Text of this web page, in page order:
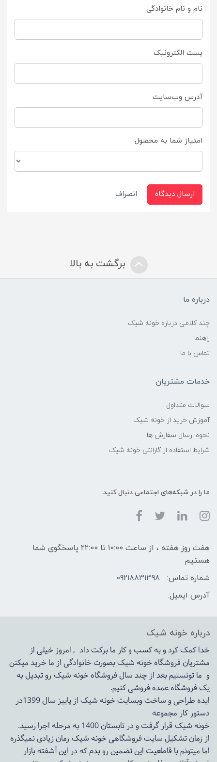
نام و نام خانوادگی
پست الکترونیک
آدرس وب‌سایت
امتیاز شما به محصول
ارسال دیدگاه انصراف
برگشت به بالا
درباره ما
چند کلامی درباره خونه شیک
راهنما
تماس با ما
خدمات مشتریان
سوالات متداول
آموزش خرید از خونه شیک
نحوه ارسال سفارش ها
شرایط استفاده از گارانتی خونه شیک
ما را در شبکه‌های اجتماعی دنبال کنید:
هفت روز هفته ، از ساعت 10:00 تا 22:00 پاسخگوی شما
هستیم
شماره تماس:
09218831398
آدرس ایمیل:
درباره خونه شیک
خدا کمک کرد و به کسب و کار ما برکت داد , امروز خیلی از
مشتریان فروشگاه خونه شیک بصورت خانوادگی از ما خرید میکنن
و ما تونستیم بعد از چند سال فروشگاهخونه شیکرو تبدیل به
یک فروشگاه عمده فروشی کنیم.
ایده طراحی و ساخت وبسایت خونه شیک از پاییز سال 1399در
دستور کار مجموعه
خونه شیک قرار گرفت و در تابستان 1400 به مرحله اجرا رسید.
از زمان تشکیل سایت فروشگاهیخونه شیکزمان زیادی نمیگذره
اما میتونم با قاطعیت این تضمین رو بدم که در این آشفته بازار